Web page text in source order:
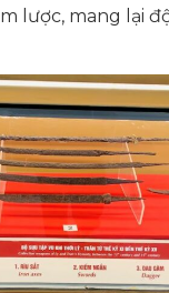
lược, mang lại